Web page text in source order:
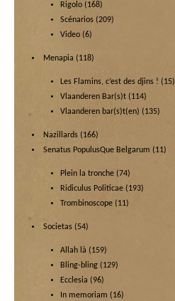
Rigolo (168)
Scénarios (209)
Video (6)
Menapia (118)
Les Flamins, c’est des djins ! (15)
Vlaanderen Bar(s)t (114)
Vlaanderen bar(s)t(en) (135)
Nazillards (166)
Senatus PopulusQue Belgarum (11)
Plein la tronche (74)
Ridiculus Politicae (193)
Trombinoscope (11)
Societas (54)
Allah là (159)
Bling-bling (129)
Ecclesia (96)
In memoriam (16)